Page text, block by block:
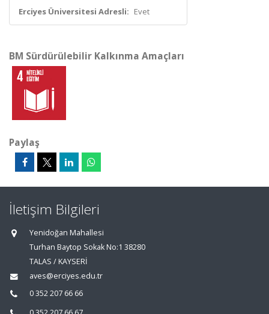
Erciyes Üniversitesi Adresli: Evet
BM Sürdürülebilir Kalkınma Amaçları
Paylaş
İletişim Bilgileri
Yenidoğan Mahallesi
Turhan Baytop Sokak No:1 38280
TALAS / KAYSERİ
aves@erciyes.edu.tr
0 352 207 66 66